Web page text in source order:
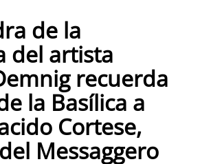
de la
del artista
recuerda
la Basílica a
Cortese,
Messaggero